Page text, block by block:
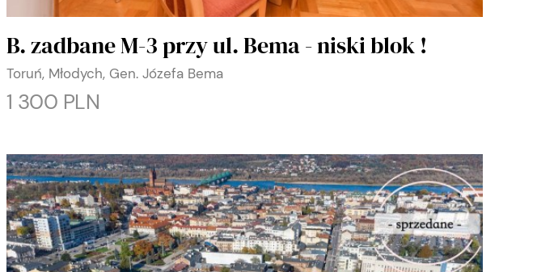
B. zadbane M-3 przy ul. Bema - niski blok !
Toruń, Młodych, Gen. Józefa Bema
1 300 PLN